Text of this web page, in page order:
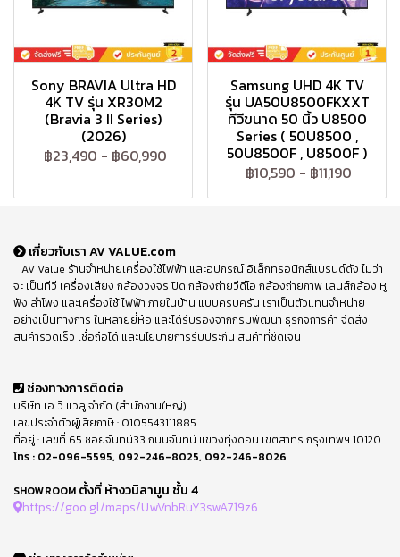
Sony BRAVIA Ultra HD
4K TV รุ่น XR30M2
(Bravia 3 II Series)
(2026)
฿23,490 - ฿60,990
Samsung UHD 4K TV
รุ่น UA50U8500FKXXT
ทีวีขนาด 50 นิ้ว U8500
Series ( 50U8500 ,
50U8500F , U8500F )
฿10,590 - ฿11,190
เกี่ยวกับเรา AV VALUE.com
AV Value ร้านจำหน่ายเครื่องใช้ไฟฟ้า และอุปกรณ์ อิเล็กทรอนิกส์แบรนด์ดัง ไม่ว่า
จะ เป็นทีวี เครื่องเสียง กล้องวงจร ปิด กล้องถ่ายวีดีโอ กล้องถ่ายภาพ เลนส์กล้อง หู
ฟัง ลำโพง และเครื่องใช้ ไฟฟ้า ภายในบ้าน แบบครบครัน เราเป็นตัวแทนจำหน่าย
อย่างเป็นทางการ ในหลายยี่ห้อ และได้รับรองจากกรมพัฒนา ธุรกิจการค้า จัดส่ง
สินค้ารวดเร็ว เชื่อถือได้ และนโยบายการรับประกัน สินค้าที่ชัดเจน
ช่องทางการติดต่อ
บริษัท เอ วี แวลู จำกัด (สำนักงานใหญ่)
เลขประจำตัวผู้เสียภาษี : 0105543111885
ที่อยู่ : เลขที่ 65 ซอยจันทน์33 ถนนจันทน์ แขวงทุ่งดอน เขตสาทร กรุงเทพฯ 10120
โทร : 02-096-5595, 092-246-8025, 092-246-8026
SHOWROOM ตั้งที่ ห้างวนิลามูน ชั้น 4
https://goo.gl/maps/UwVnbRuY3swA719z6